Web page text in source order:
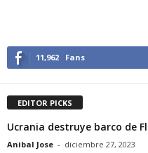
11,962 Fans
EDITOR PICKS
Ucrania destruye barco de
Anibal Jose - diciembre 27, 2023